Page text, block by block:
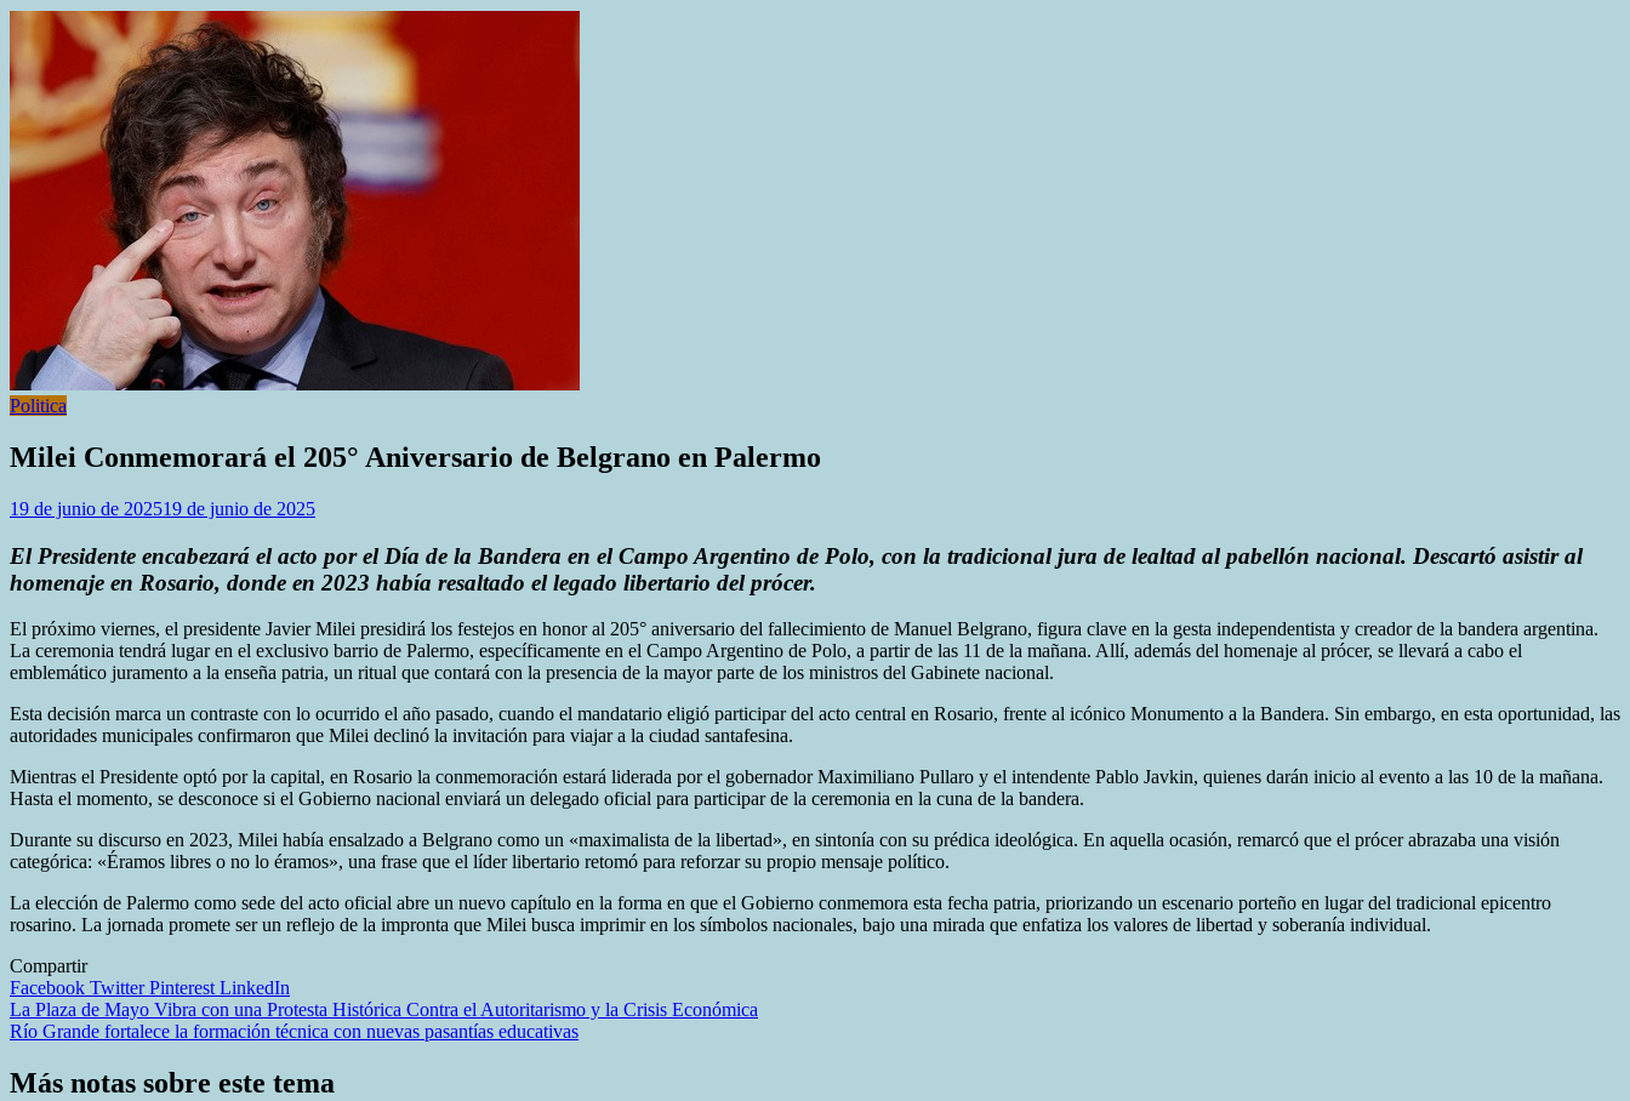
Politica
Milei Conmemorará el 205° Aniversario de Belgrano en Palermo
19 de junio de 202519 de junio de 2025
El Presidente encabezará el acto por el Día de la Bandera en el Campo Argentino de Polo, con la tradicional jura de lealtad al pabellón nacional. Descartó asistir al
homenaje en Rosario, donde en 2023 había resaltado el legado libertario del prócer.
El próximo viernes, el presidente Javier Milei presidirá los festejos en honor al 205° aniversario del fallecimiento de Manuel Belgrano, figura clave en la gesta independentista y creador de la bandera argentina.
La ceremonia tendrá lugar en el exclusivo barrio de Palermo, específicamente en el Campo Argentino de Polo, a partir de las 11 de la mañana. Allí, además del homenaje al prócer, se llevará a cabo el
emblemático juramento a la enseña patria, un ritual que contará con la presencia de la mayor parte de los ministros del Gabinete nacional.
Esta decisión marca un contraste con lo ocurrido el año pasado, cuando el mandatario eligió participar del acto central en Rosario, frente al icónico Monumento a la Bandera. Sin embargo, en esta oportunidad, las
autoridades municipales confirmaron que Milei declinó la invitación para viajar a la ciudad santafesina.
Mientras el Presidente optó por la capital, en Rosario la conmemoración estará liderada por el gobernador Maximiliano Pullaro y el intendente Pablo Javkin, quienes darán inicio al evento a las 10 de la mañana.
Hasta el momento, se desconoce si el Gobierno nacional enviará un delegado oficial para participar de la ceremonia en la cuna de la bandera.
Durante su discurso en 2023, Milei había ensalzado a Belgrano como un «maximalista de la libertad», en sintonía con su prédica ideológica. En aquella ocasión, remarcó que el prócer abrazaba una visión
categórica: «Éramos libres o no lo éramos», una frase que el líder libertario retomó para reforzar su propio mensaje político.
La elección de Palermo como sede del acto oficial abre un nuevo capítulo en la forma en que el Gobierno conmemora esta fecha patria, priorizando un escenario porteño en lugar del tradicional epicentro
rosarino. La jornada promete ser un reflejo de la impronta que Milei busca imprimir en los símbolos nacionales, bajo una mirada que enfatiza los valores de libertad y soberanía individual.
Compartir
Facebook TwitterPinterest LinkedIn
Navegación
de
entradas
La Plaza de Mayo Vibra con una Protesta Histórica Contra el Autoritarismo y la Crisis Económica
Río Grande fortalece la formación técnica con nuevas pasantías educativas
Más notas sobre este tema